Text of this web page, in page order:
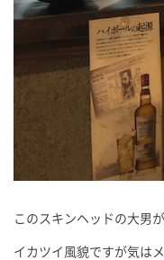
このスキンヘッドの大男
イカツイ風貌ですが気は